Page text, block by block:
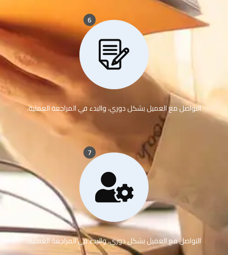
6
التواصل مع العميل بشكل دوري، والبدء في المراجعة العملية.
7
التواصل مع العميل بشكل دوري، والبدء في المراجعة العملية.